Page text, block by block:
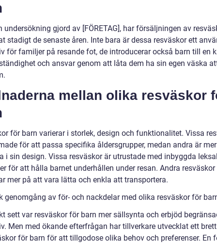
undersökning gjord av [FÖRETAG], har försäljningen av
stadigt de senaste åren. Inte bara är dessa resväskor ett
för familjer på resande fot, de introducerar också barn till en
och ansvar genom att låta dem ha sin egen väska
mellan olika resväskor
för barn varierar i storlek, design och funktionalitet. Vissa
för att passa specifika åldersgrupper, medan andra är mer
i sin design. Vissa resväskor är utrustade med inbyggda
för att hålla barnet underhållen under resan. Andra resväskor
mer på att vara lätta och enkla att transportera.
genomgång av för- och nackdelar med olika resväskor för
sett var resväskor för barn mer sällsynta och erbjöd
Men med ökande efterfrågan har tillverkare utvecklat ett
för barn för att tillgodose olika behov och preferenser. En